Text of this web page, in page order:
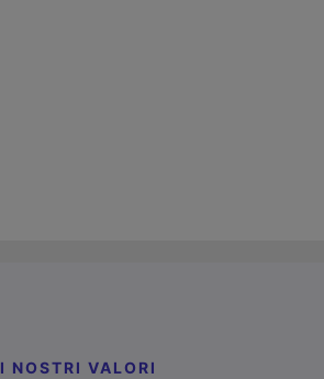
I NOSTRI VALORI